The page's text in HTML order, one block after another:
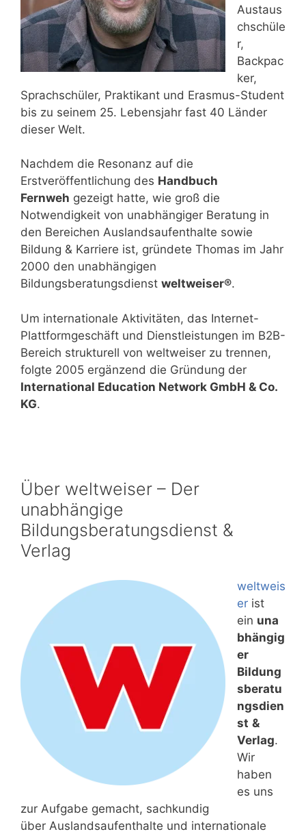
Austaus
chschüle
r,
Backpac
ker,
Sprachschüler, Praktikant und Erasmus-Student
bis zu seinem 25. Lebensjahr fast 40 Länder
dieser Welt.
Nachdem die Resonanz auf die
Erstveröffentlichung des Handbuch
Fernweh gezeigt hatte, wie groß die
Notwendigkeit von unabhängiger Beratung in
den Bereichen Auslandsaufenthalte sowie
Bildung & Karriere ist, gründete Thomas im Jahr
2000 den unabhängigen
Bildungsberatungsdienst weltweiser®.
Um internationale Aktivitäten, das Internet-
Plattformgeschäft und Dienstleistungen im B2B-
Bereich strukturell von weltweiser zu trennen,
folgte 2005 ergänzend die Gründung der
International Education Network GmbH & Co.
KG.
Über weltweiser – Der
unabhängige
Bildungsberatungsdienst &
Verlag
weltweis
er ist
ein una
bhängig
er
Bildung
sberatu
ngsdien
st &
Verlag.
Wir
haben
es uns
zur Aufgabe gemacht, sachkundig
über Auslandsaufenthalte und internationale